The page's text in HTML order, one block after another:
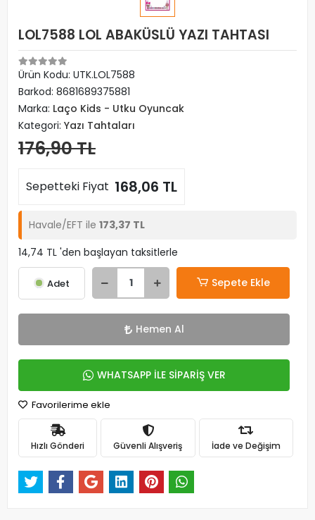
LOL7588 LOL ABAKÜSLÜ YAZI TAHTASI
Ürün Kodu: UTK.LOL7588
Barkod: 8681689375881
Marka: Laço Kids - Utku Oyuncak
Kategori: Yazı Tahtaları
176,90 TL
Sepetteki Fiyat 168,06 TL
Havale/EFT ile 173,37 TL
14,74 TL 'den başlayan taksitlerle
Adet Sepete Ekle
Hemen Al
WHATSAPP İLE SİPARİŞ VER
Favorilerime ekle
Hızlı Gönderi Güvenli Alışveriş İade ve Değişim